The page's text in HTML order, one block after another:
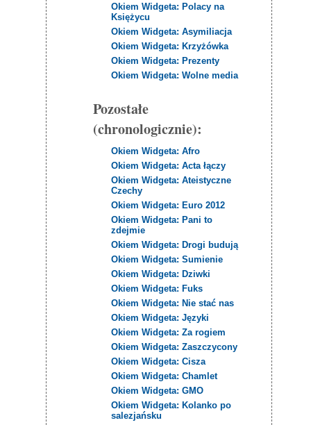
Okiem Widgeta: Polacy na
Księżycu
Okiem Widgeta: Asymiliacja
Okiem Widgeta: Krzyżówka
Okiem Widgeta: Prezenty
Okiem Widgeta: Wolne media
Pozostałe
(chronologicznie):
Okiem Widgeta: Afro
Okiem Widgeta: Acta łączy
Okiem Widgeta: Ateistyczne
Czechy
Okiem Widgeta: Euro 2012
Okiem Widgeta: Pani to
zdejmie
Okiem Widgeta: Drogi budują
Okiem Widgeta: Sumienie
Okiem Widgeta: Dziwki
Okiem Widgeta: Fuks
Okiem Widgeta: Nie stać nas
Okiem Widgeta: Języki
Okiem Widgeta: Za rogiem
Okiem Widgeta: Zaszczycony
Okiem Widgeta: Cisza
Okiem Widgeta: Chamlet
Okiem Widgeta: GMO
Okiem Widgeta: Kolanko po
salezjańsku